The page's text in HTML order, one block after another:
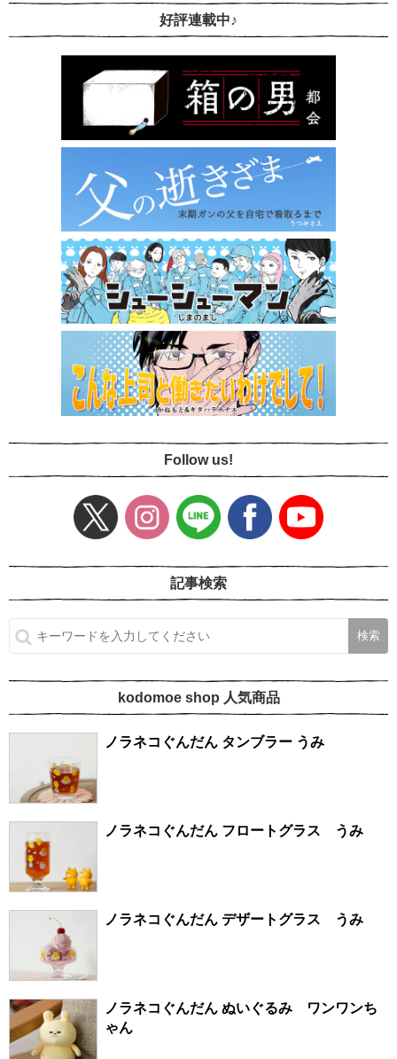
好評連載中♪
Follow us!
記事検索
kodomoe shop 人気商品
ノラネコぐんだん タンブラー うみ
ノラネコぐんだん フロートグラス うみ
ノラネコぐんだん デザートグラス うみ
ノラネコぐんだん ぬいぐるみ ワンワンち
ゃん